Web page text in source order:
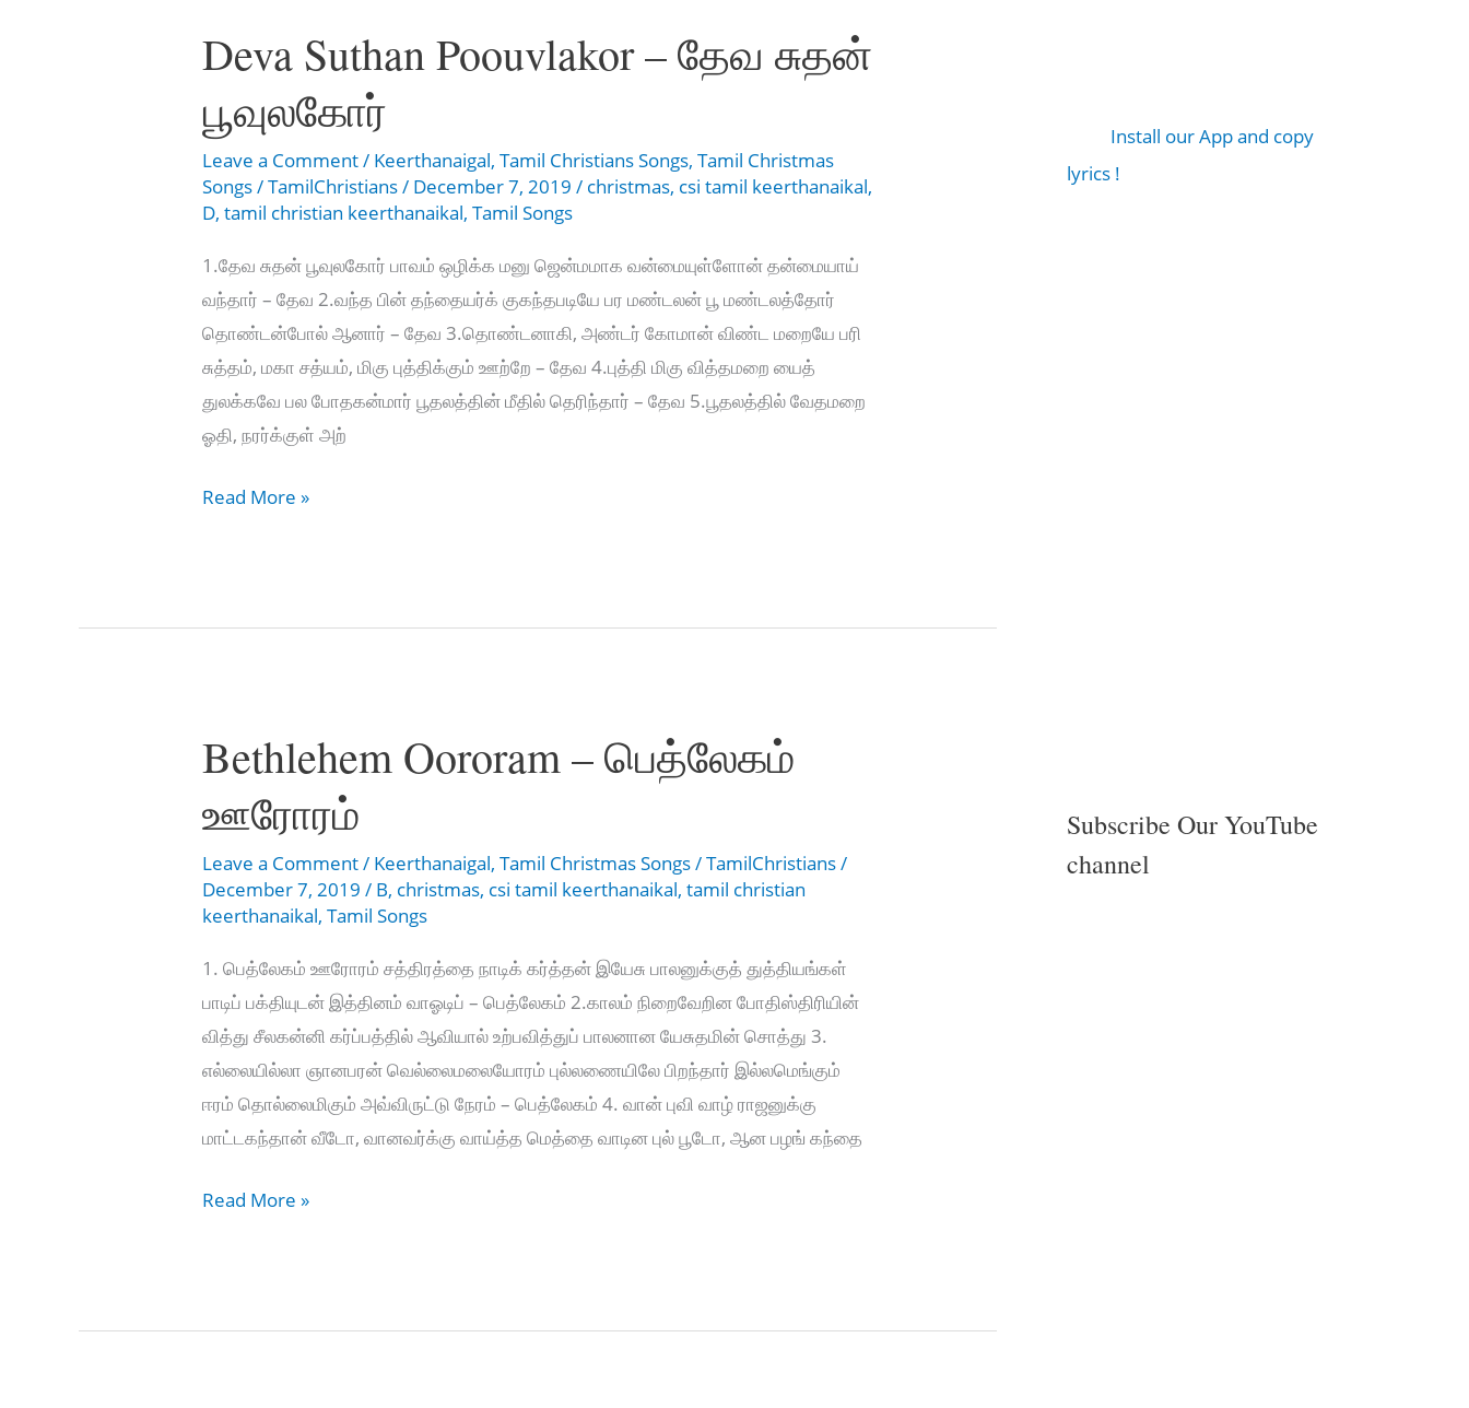
Deva Suthan Poouvlakor – தேவ சுதன்
பூவுலகோர்
Leave a Comment/ Keerthanaigal,Tamil Christians Songs,Tamil Christmas
Songs/TamilChristians/ December 7, 2019/ christmas, csi tamil keerthanaikal,
D,tamil christian keerthanaikal,Tamil Songs
1.தேவ சுதன் பூவுலகோர் பாவம் ஒழிக்க மனு ஜென்மமாக வன்மையுள்ளோன் தன்மையாய்
வந்தார் – தேவ 2.வந்த பின் தந்தையர்க் குகந்தபடியே பர‌ மண்டலன் பூ மண்டலத்தோர்
தொண்டன்போல் ஆனார் – தேவ 3.தொண்டனாகி, அண்டர் கோமான் விண்ட மறையே பரி
சுத்தம், மகா சத்யம், மிகு புத்திக்கும் ஊற்றே – தேவ 4.புத்தி மிகு வித்தமறை யைத்
துலக்கவே பல‌ போதகன்மார் பூதலத்தின் மீதில் தெரிந்தார் – தேவ 5.பூதலத்தில் வேதமறை
ஓதி, நரர்க்குள் அற்
Deva
தேவ
Read More »
Bethlehem Oororam – பெத்லேகம்
ஊரோரம்
Leave a Comment/ Keerthanaigal,Tamil Christmas Songs/TamilChristians/
December 7, 2019/ B, christmas, csi tamil keerthanaikal,tamil christian
keerthanaikal,Tamil Songs
1. பெத்லேகம் ஊரோரம் சத்திரத்தை நாடிக் கர்த்தன் இயேசு பாலனுக்குத் துத்தியங்கள்
பாடிப் பக்தியுடன் இத்தினம் வாஓடிப் – பெத்லேகம் 2.காலம் நிறைவேறின போதிஸ்திரியின்
வித்து சீலகன்னி கர்ப்பத்தில் ஆவியால் உற்பவித்துப் பாலனான யேசுதமின் சொத்து 3.
எல்லையில்லா ஞானபரன் வெல்லைமலையோரம் புல்லணையிலே பிறந்தார் இல்லமெங்கும்
ஈரம் தொல்லைமிகும் அவ்விருட்டு நேரம் – பெத்லேகம் 4. வான் புவி வாழ் ராஜனுக்கு
மாட்டகந்தான் வீடோ, வானவர்க்கு வாய்த்த மெத்தை வாடின புல் பூடோ, ஆன பழங் கந்தை
Bethlehem
ஊரோரம்
Read More »
Install our App and copy
lyrics !
Subscribe Our YouTube
channel